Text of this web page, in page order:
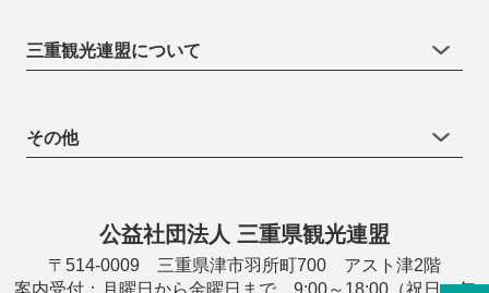
三重観光連盟について
その他
公益社団法人 三重県観光連盟
〒514-0009 三重県津市羽所町700 アスト津2階
案内受付：月曜日から金曜日まで 9:00～18:00（祝日・年